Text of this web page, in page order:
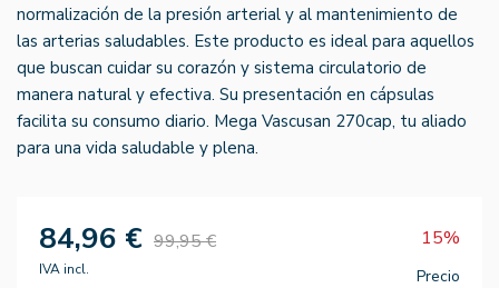
normalización de la presión arterial y al mantenimiento de
las arterias saludables. Este producto es ideal para aquellos
que buscan cuidar su corazón y sistema circulatorio de
manera natural y efectiva. Su presentación en cápsulas
facilita su consumo diario. Mega Vascusan 270cap, tu aliado
para una vida saludable y plena.
84,96 € 99,95 € 15%
IVA incl. Precio